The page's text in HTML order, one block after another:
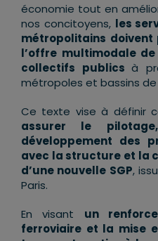
économie tout en
nos concitoyens, les
métropolitains
l’offre multimodale
collectifs publics à
métropoles et bassins de
Ce texte vise à définir
assurer le
développement des
avec la structure et la
d’une nouvelle SGP,
Paris.
En visant un
ferroviaire et la mise